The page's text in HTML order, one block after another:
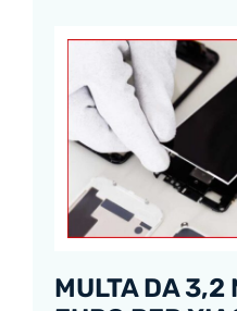
MULTA DA 3,2